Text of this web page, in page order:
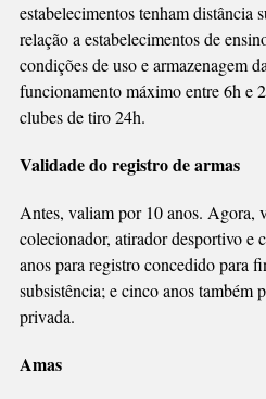
estabelecimentos tenham distância
relação a estabelecimentos de
condições de uso e armazenagem
funcionamento máximo entre 6h e
clubes de tiro 24h.
Validade do registro de armas
Antes, valiam por 10 anos. Agora,
colecionador, atirador desportivo e
anos para registro concedido para
subsistência; e cinco anos também
privada.
Amas